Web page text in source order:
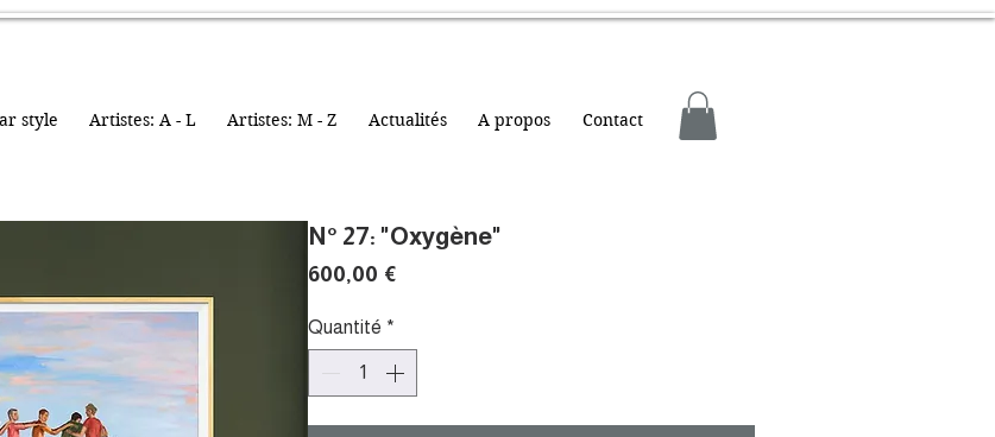
style Artistes: A - L Artistes: M - Z Actualités A propos Contact
N° 27: "Oxygène"
600,00 €
Quantité *